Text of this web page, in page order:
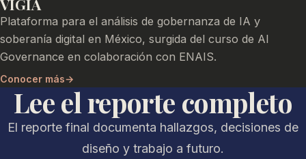
VIGÍA
Plataforma para el análisis de gobernanza de IA y
soberanía digital en México, surgida del curso de AI
Governance en colaboración con ENAIS.
Conocer más→
Lee el reporte completo
El reporte final documenta hallazgos, decisiones de
diseño y trabajo a futuro.